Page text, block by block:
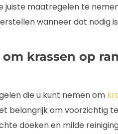
juiste maatregelen te
wanneer dat nodig
krassen op
die u kunt nemen om
belangrijk om voorzichtig
doeken en milde